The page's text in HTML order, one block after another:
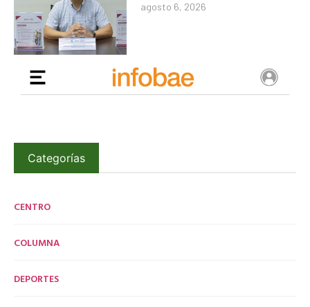
agosto 6, 2026
Categorías
CENTRO
COLUMNA
DEPORTES